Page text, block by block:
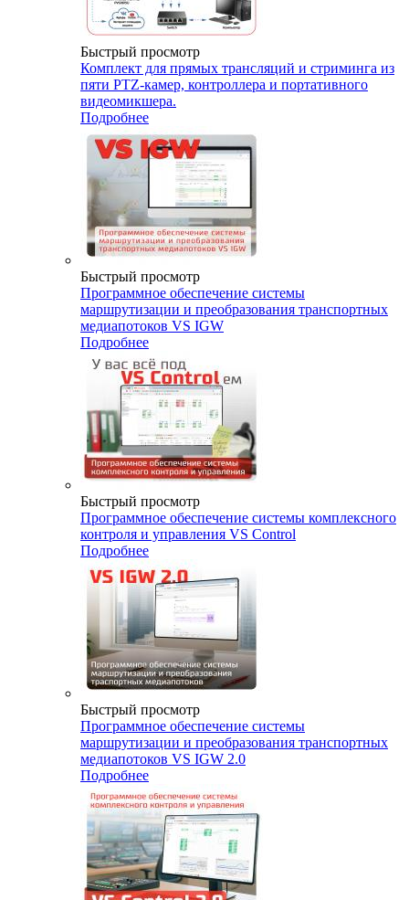
Быстрый просмотр
Комплект для прямых трансляций и стриминга из
пяти PTZ-камер, контроллера и портативного
видеомикшера.
Подробнее
Быстрый просмотр
Программное обеспечение системы
маршрутизации и преобразования транспортных
медиапотоков VS IGW
Подробнее
Быстрый просмотр
Программное обеспечение системы комплексного
контроля и управления VS Control
Подробнее
Быстрый просмотр
Программное обеспечение системы
маршрутизации и преобразования транспортных
медиапотоков VS IGW 2.0
Подробнее